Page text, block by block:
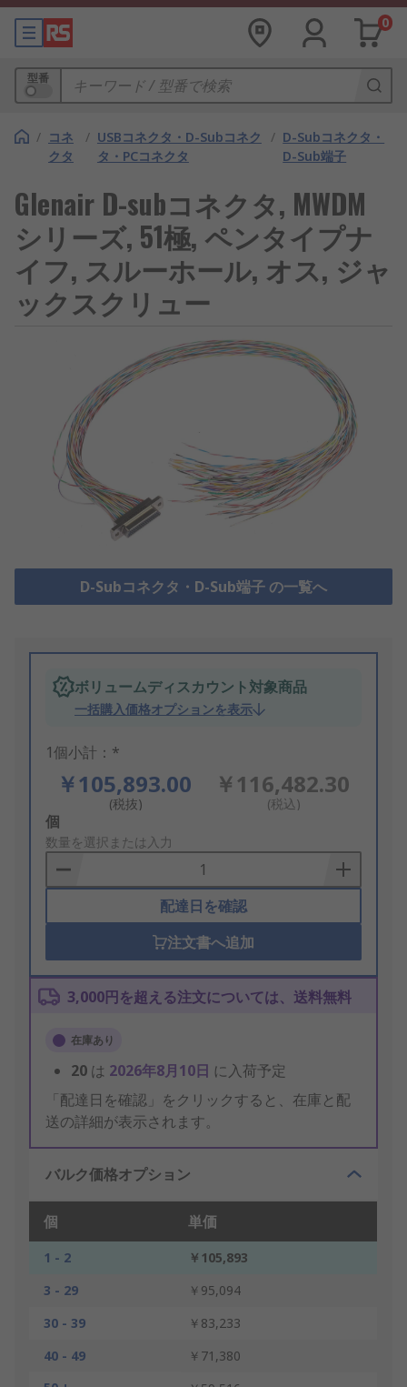
0
型番
/ コネ
クタ
/ USBコネクタ・D-Subコネク
タ・PCコネクタ
/ D-Subコネクタ・
D-Sub端子
Glenair D-subコネクタ, MWDM
シリーズ, 51極, ペンタイプナ
イフ, スルーホール, オス, ジャ
ックスクリュー
D-Subコネクタ・D-Sub端子 の一覧へ
ボリュームディスカウント対象商品
一括購入価格オプションを表示
1個小計：*
￥105,893.00
(税抜)
￥116,482.30
(税込)
Add
to
Basket
個
数量を選択または入力
配達日を確認
注文書へ追加
3,000円を超える注文については、送料無料
在庫あり
20 は 2026年8月10日 に入荷予定
「配達日を確認」をクリックすると、在庫と配
送の詳細が表示されます。
バルク価格オプション
個 単価
1 - 2
￥105,893
3 - 29
￥95,094
30 - 39
￥83,233
40 - 49
￥71,380